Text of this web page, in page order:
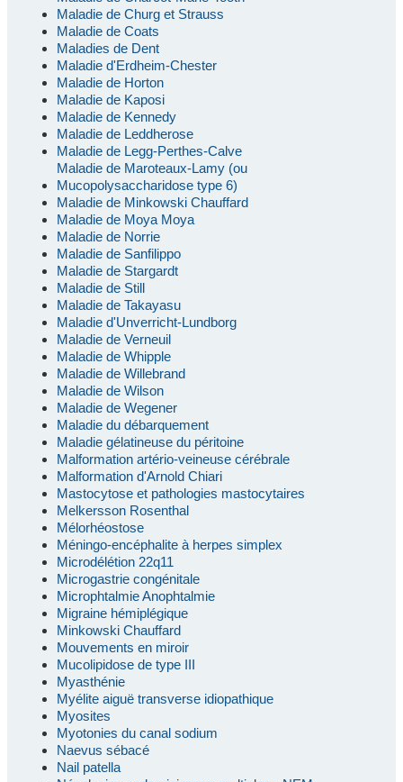
Maladie de Churg et Strauss
Maladie de Coats
Maladies de Dent
Maladie d'Erdheim-Chester
Maladie de Horton
Maladie de Kaposi
Maladie de Kennedy
Maladie de Leddherose
Maladie de Legg-Perthes-Calve
Maladie de Maroteaux-Lamy (ou
Mucopolysaccharidose type 6)
Maladie de Minkowski Chauffard
Maladie de Moya Moya
Maladie de Norrie
Maladie de Sanfilippo
Maladie de Stargardt
Maladie de Still
Maladie de Takayasu
Maladie d'Unverricht-Lundborg
Maladie de Verneuil
Maladie de Whipple
Maladie de Willebrand
Maladie de Wilson
Maladie de Wegener
Maladie du débarquement
Maladie gélatineuse du péritoine
Malformation artério-veineuse cérébrale
Malformation d'Arnold Chiari
Mastocytose et pathologies mastocytaires
Melkersson Rosenthal
Mélorhéostose
Méningo-encéphalite à herpes simplex
Microdélétion 22q11
Microgastrie congénitale
Microphtalmie Anophtalmie
Migraine hémiplégique
Minkowski Chauffard
Mouvements en miroir
Mucolipidose de type III
Myasthénie
Myélite aiguë transverse idiopathique
Myosites
Myotonies du canal sodium
Naevus sébacé
Nail patella